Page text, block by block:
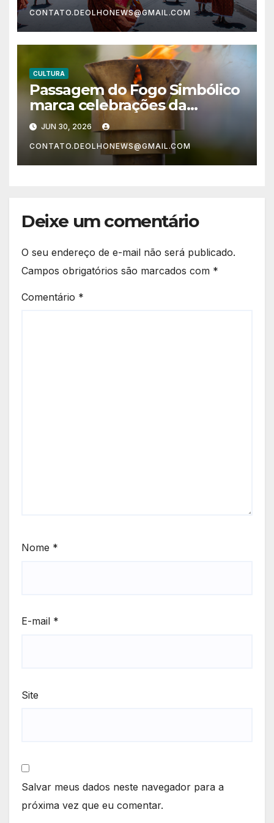
CONTATO.DEOLHONEWS@GMAIL.COM
CULTURA
Passagem do Fogo Simbólico
marca celebrações da
Independência da Bahia em
Lauro de Freitas nesta terça
(30)
JUN 30, 2026
CONTATO.DEOLHONEWS@GMAIL.COM
Deixe um comentário
O seu endereço de e-mail não será publicado.
Campos obrigatórios são marcados com *
Comentário *
Nome *
E-mail *
Site
Salvar meus dados neste navegador para a
próxima vez que eu comentar.